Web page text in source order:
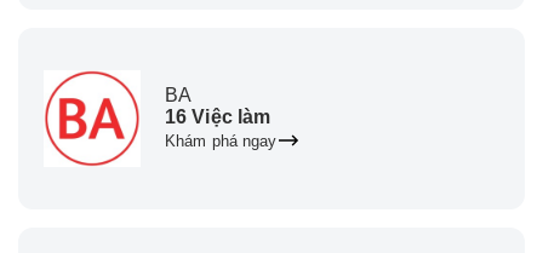
BA
16 Việc làm
Khám phá ngay